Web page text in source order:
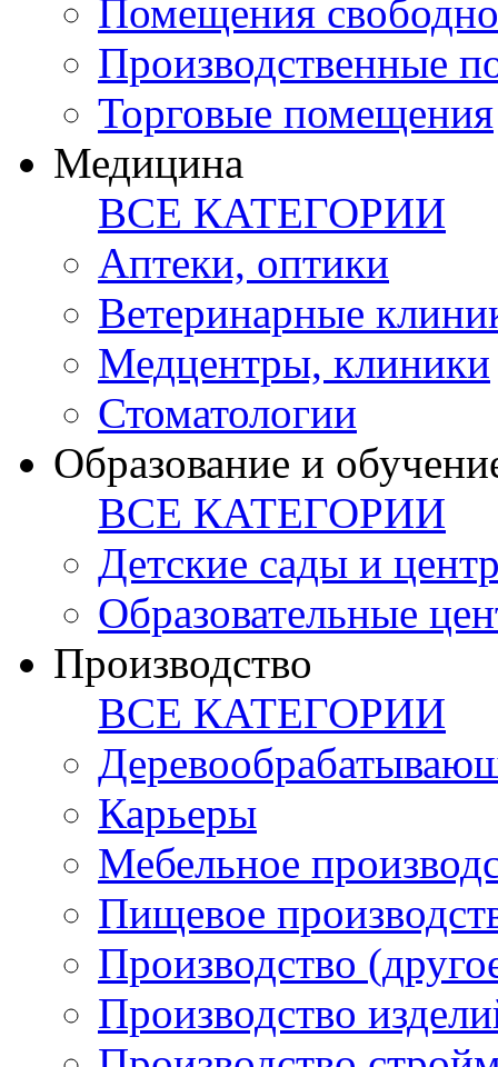
Помещения
Производственные
Торговые помещения
Медицина
ВСЕ КАТЕГОРИИ
Аптеки, оптики
Ветеринарные
Медцентры, клиники
Стоматологии
Образование и
ВСЕ КАТЕГОРИИ
Детские сады и
Образовательные
Производство
ВСЕ КАТЕГОРИИ
Карьеры
Мебельное
Пищевое
Производство
Производство